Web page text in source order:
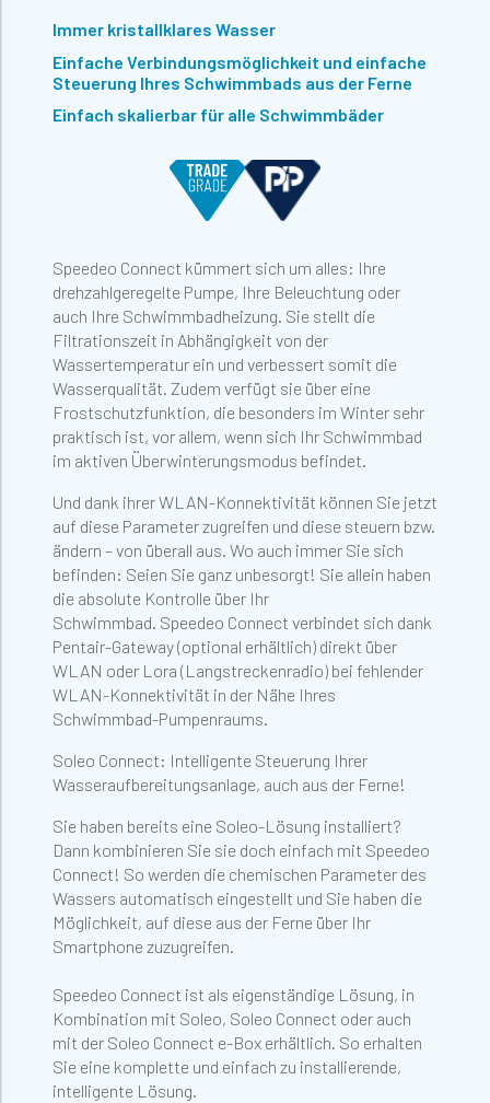
Immer kristallklares Wasser
Einfache Verbindungsmöglichkeit und einfache
Steuerung Ihres Schwimmbads aus der Ferne
Einfach skalierbar für alle Schwimmbäder
Speedeo Connect kümmert sich um alles: Ihre
drehzahlgeregelte Pumpe, Ihre Beleuchtung oder
auch Ihre Schwimmbadheizung. Sie stellt die
Filtrationszeit in Abhängigkeit von der
Wassertemperatur ein und verbessert somit die
Wasserqualität. Zudem verfügt sie über eine
Frostschutzfunktion, die besonders im Winter sehr
praktisch ist, vor allem, wenn sich Ihr Schwimmbad
im aktiven Überwinterungsmodus befindet.
Und dank ihrer WLAN-Konnektivität können Sie jetzt
auf diese Parameter zugreifen und diese steuern bzw.
ändern – von überall aus. Wo auch immer Sie sich
befinden: Seien Sie ganz unbesorgt! Sie allein haben
die absolute Kontrolle über Ihr
Schwimmbad. Speedeo Connect verbindet sich dank
Pentair-Gateway (optional erhältlich) direkt über
WLAN oder Lora (Langstreckenradio) bei fehlender
WLAN-Konnektivität in der Nähe Ihres
Schwimmbad-Pumpenraums.
Soleo Connect: Intelligente Steuerung Ihrer
Wasseraufbereitungsanlage, auch aus der Ferne!
Sie haben bereits eine Soleo-Lösung installiert?
Dann kombinieren Sie sie doch einfach mit Speedeo
Connect! So werden die chemischen Parameter des
Wassers automatisch eingestellt und Sie haben die
Möglichkeit, auf diese aus der Ferne über Ihr
Smartphone zuzugreifen.
Speedeo Connect ist als eigenständige Lösung, in
Kombination mit Soleo, Soleo Connect oder auch
mit der Soleo Connect e-Box erhältlich. So erhalten
Sie eine komplette und einfach zu installierende,
intelligente Lösung.